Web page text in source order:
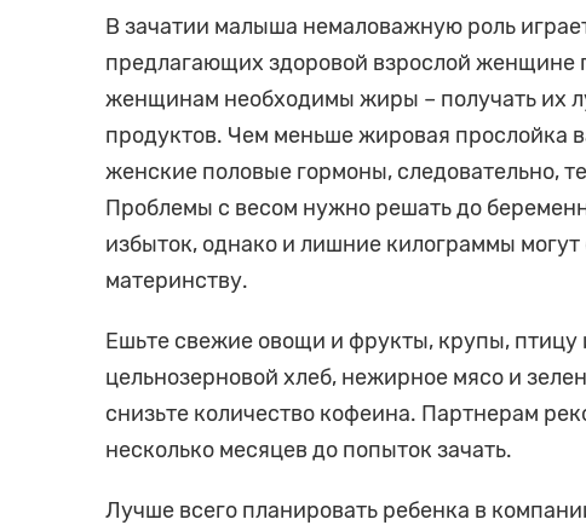
В зачатии малыша немаловажную роль
предлагающих здоровой взрослой женщине
женщинам необходимы жиры – получать их
продуктов. Чем меньше жировая прослойка
женские половые гормоны, следовательно,
Проблемы с весом нужно решать до
избыток, однако и лишние килограммы
материнству.
Ешьте свежие овощи и фрукты, крупы,
цельнозерновой хлеб, нежирное мясо и
снизьте количество кофеина. Партнерам
несколько месяцев до попыток зачать.
Лучше всего планировать ребенка в